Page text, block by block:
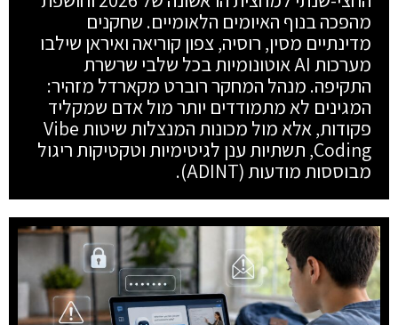
מהפכה בנוף האיומים הלאומיים. שחקנים
מדינתיים מסין, רוסיה, צפון קוריאה ואיראן שילבו
מערכות AI אוטונומיות בכל שלבי שרשרת
התקיפה. מנהל המחקר רוברט מקארדל מזהיר:
המגינים לא מתמודדים יותר מול אדם שמקליד
פקודות, אלא מול מכונות המנצלות שיטות Vibe
Coding, תשתיות ענן לגיטימיות וטקטיקות ריגול
מבוססות מודעות (ADINT).